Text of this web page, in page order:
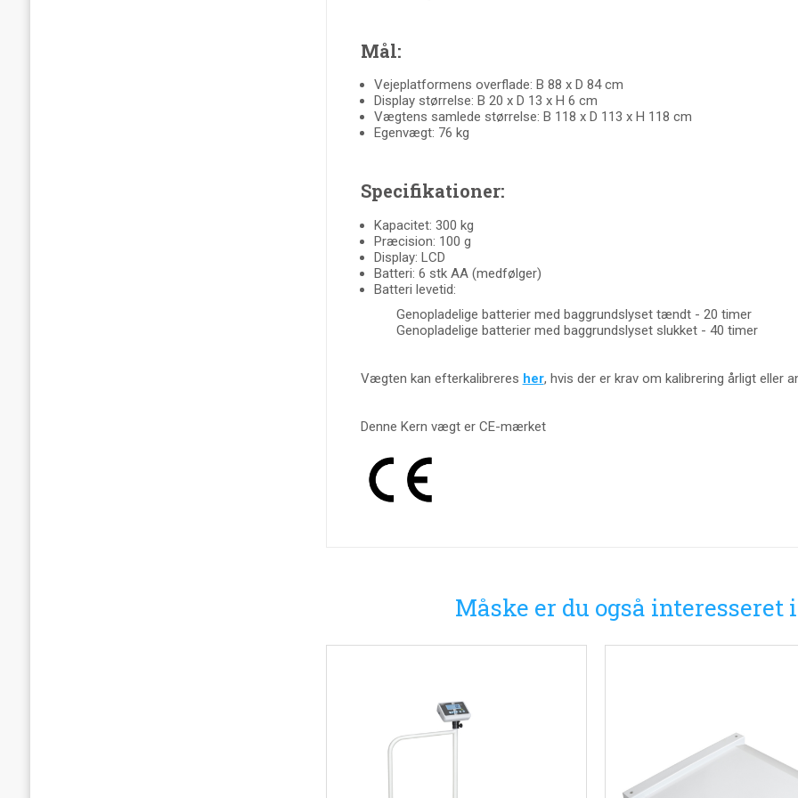
Mål:
Vejeplatformens overflade: B 88 x D 84 cm
Display størrelse: B 20 x D 13 x H 6 cm
Vægtens samlede størrelse: B 118 x D 113 x H 118 cm
Egenvægt: 76 kg
Specifikationer:
Kapacitet: 300 kg
Præcision: 100 g
Display: LCD
Batteri: 6 stk AA (medfølger)
Batteri levetid:
Genopladelige batterier med baggrundslyset tændt - 20 timer
Genopladelige batterier med baggrundslyset slukket - 40 timer
Vægten kan efterkalibreres her, hvis der er krav om kalibrering årligt eller
Denne Kern vægt er CE-mærket
Måske er du også